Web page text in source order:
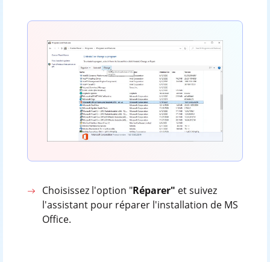
Choisissez l'option "Réparer" et suivez
l'assistant pour réparer l'installation de MS
Office.